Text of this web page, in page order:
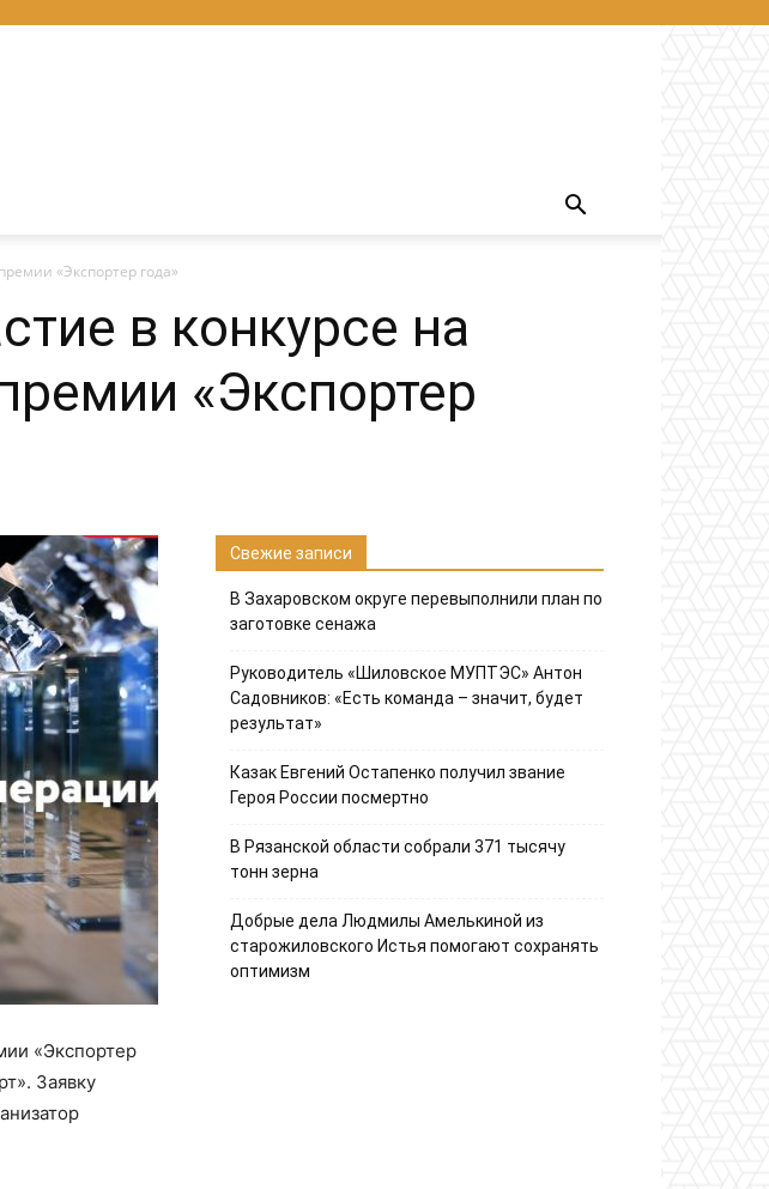
«Экспортер года»
в конкурсе на
«Экспортер
«Экспортер
Заявку
Свежие записи
В Захаровском округе перевыполнили план по
заготовке сенажа
Руководитель «Шиловское МУПТЭС» Антон
Садовников: «Есть команда – значит, будет
результат»
Казак Евгений Остапенко получил звание
Героя России посмертно
В Рязанской области собрали 371 тысячу
тонн зерна
Добрые дела Людмилы Амелькиной из
старожиловского Истья помогают сохранять
оптимизм